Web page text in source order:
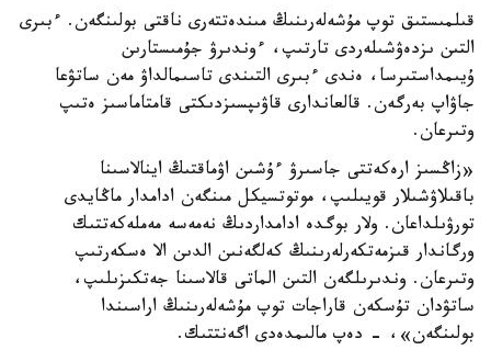
قىلمىستىق توپ مۇشەلەرىنىڭ مىندەتتەرى ناقتى بولىنگەن. ءبىرى
التىن ىزدەۋشىلەردى تارتىپ، ءوندىرۋ جۇمىستارىن
ۇيىمداستىرسا، ەندى ءبىرى التىندى تاسىمالداۋ مەن ساتۋعا
جاۋاپ بەرگەن. قالعاندارى قاۋىپسىزدىكتى قامتاماسىز ەتىپ
وتىرعان.
«زاڭسىز ارەكەتتى جاسىرۋ ءۇشىن اۋماقتىڭ اينالاسىنا
باقىلاۋشىلار قويىلىپ، موتوتسيكل مىنگەن ادامدار ماڭايدى
تورۋىلداعان. ولار بوگدە ادامداردىڭ نەمەسە مەملەكەتتىك
ورگاندار قىزمەتكەرلەرىنىڭ كەلگەنىن الدىن الا ەسكەرتىپ
وتىرعان. وندىرىلگەن التىن الماتى قالاسىنا جەتكىزىلىپ،
ساتۋدان تۇسكەن قاراجات توپ مۇشەلەرىنىڭ اراسىندا
بولىنگەن»، - دەپ مالىمدەدى اگەنتتىك.